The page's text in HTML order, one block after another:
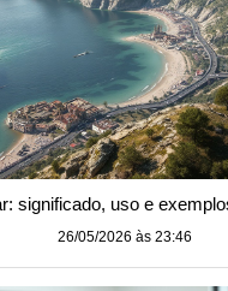
significado, uso e
26/05/2026 às 23:46